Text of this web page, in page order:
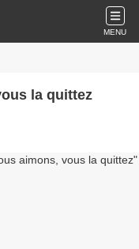
MENU
la quittez